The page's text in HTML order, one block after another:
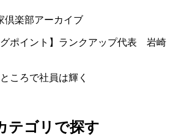
倶楽部アーカイブ
グポイント】ランクアップ代表 岩崎
ころで社員は輝く
テゴリで探す